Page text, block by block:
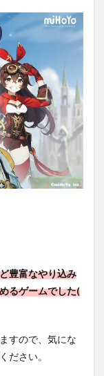
豊富なやり込み
るゲームでした(
すので、気にな
ださい。